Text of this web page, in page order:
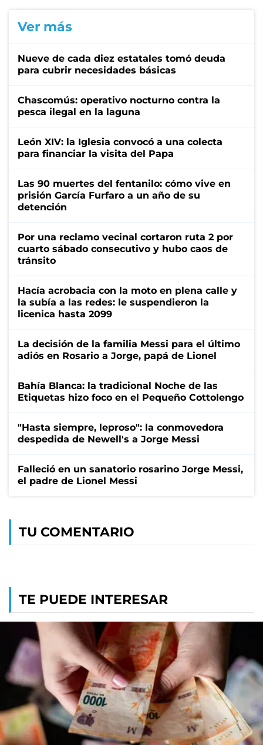
Ver más
Nueve de cada diez estatales tomó deuda
para cubrir necesidades básicas
Chascomús: operativo nocturno contra la
pesca ilegal en la laguna
León XIV: la Iglesia convocó a una colecta
para financiar la visita del Papa
Las 90 muertes del fentanilo: cómo vive en
prisión García Furfaro a un año de su
detención
Por una reclamo vecinal cortaron ruta 2 por
cuarto sábado consecutivo y hubo caos de
tránsito
Hacía acrobacia con la moto en plena calle y
la subía a las redes: le suspendieron la
licenica hasta 2099
La decisión de la familia Messi para el último
adiós en Rosario a Jorge, papá de Lionel
Bahía Blanca: la tradicional Noche de las
Etiquetas hizo foco en el Pequeño Cottolengo
"Hasta siempre, leproso": la conmovedora
despedida de Newell's a Jorge Messi
Falleció en un sanatorio rosarino Jorge Messi,
el padre de Lionel Messi
TU COMENTARIO
TE PUEDE INTERESAR